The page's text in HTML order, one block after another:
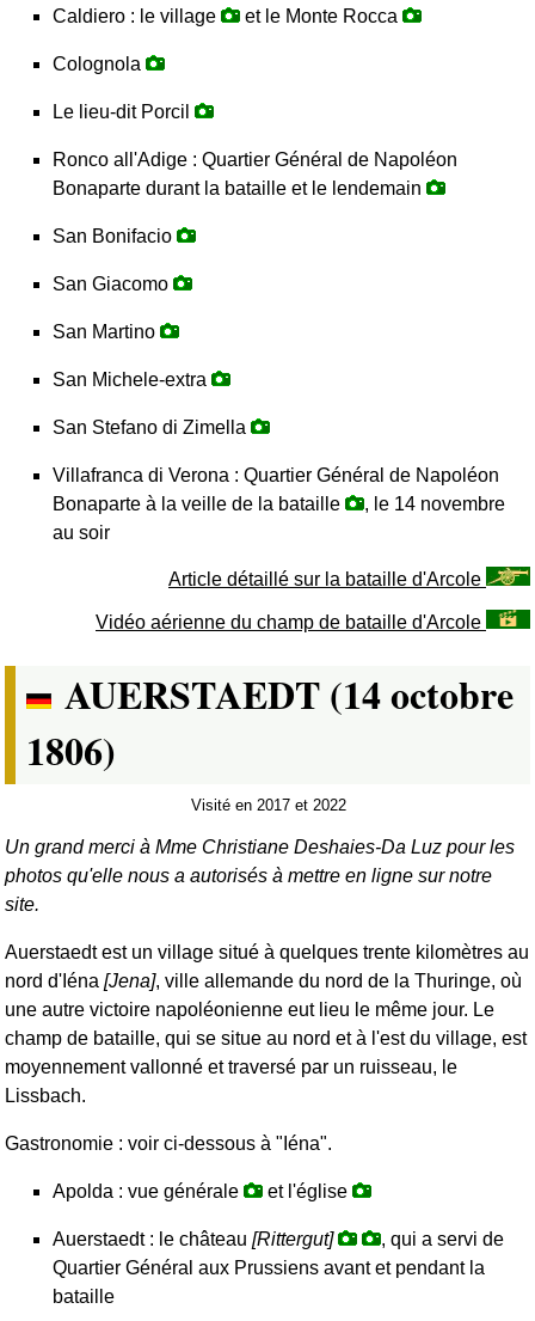
Caldiero : le village et le Monte Rocca
Colognola
Le lieu-dit Porcil
Ronco all'Adige : Quartier Général de Napoléon
Bonaparte durant la bataille et le lendemain
San Bonifacio
San Giacomo
San Martino
San Michele-extra
San Stefano di Zimella
Villafranca di Verona : Quartier Général de Napoléon
Bonaparte à la veille de la bataille
, le 14 novembre
au soir
Article détaillé sur la bataille d'Arcole
Vidéo aérienne du champ de bataille d'Arcole
AUERSTAEDT (14 octobre
1806)
Visité en 2017 et 2022
Un grand merci à Mme Christiane Deshaies-Da Luz pour les
photos qu'elle nous a autorisés à mettre en ligne sur notre
site.
Auerstaedt est un village situé à quelques trente kilomètres au
nord d'Iéna [Jena], ville allemande du nord de la Thuringe, où
une autre victoire napoléonienne eut lieu le même jour. Le
champ de bataille, qui se situe au nord et à l'est du village, est
moyennement vallonné et traversé par un ruisseau, le
Lissbach.
Gastronomie : voir ci-dessous à "Iéna".
Apolda : vue générale et l'église
Auerstaedt : le château [Rittergut]
, qui a servi de
Quartier Général aux Prussiens avant et pendant la
bataille